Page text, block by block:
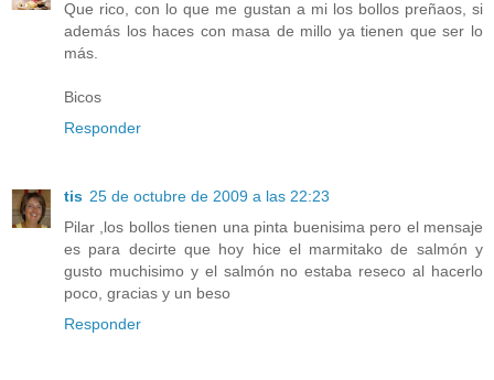
Que rico, con lo que me gustan a mi los bollos preñaos, si
además los haces con masa de millo ya tienen que ser lo
más.
Bicos
Responder
tis 25 de octubre de 2009 a las 22:23
Pilar ,los bollos tienen una pinta buenisima pero el mensaje
es para decirte que hoy hice el marmitako de salmón y
gusto muchisimo y el salmón no estaba reseco al hacerlo
poco, gracias y un beso
Responder